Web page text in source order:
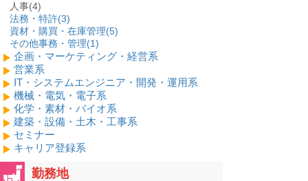
人事(4)
法務・特許(3)
資材・購買・在庫管理(5)
その他事務・管理(1)
企画・マーケティング・経営系
営業系
IT・システムエンジニア・開発・運用系
機械・電気・電子系
化学・素材・バイオ系
建築・設備・土木・工事系
セミナー
キャリア登録系
勤務地